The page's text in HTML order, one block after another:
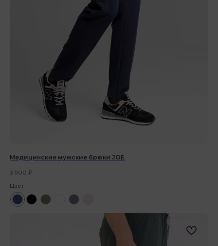
Медицинские мужские брюки JOE
3 900 ₽
Цвет